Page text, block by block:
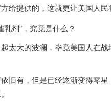
给提供的，这就更让美国人民
太大的波澜，毕竟美国人在
旧有，但是已经逐渐变得零